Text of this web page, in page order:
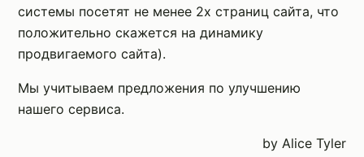
системы посетят не менее 2х страниц сайта, что
положительно скажется на динамику
продвигаемого сайта).
Мы учитываем предложения по улучшению
нашего сервиса.
by Alice Tyler